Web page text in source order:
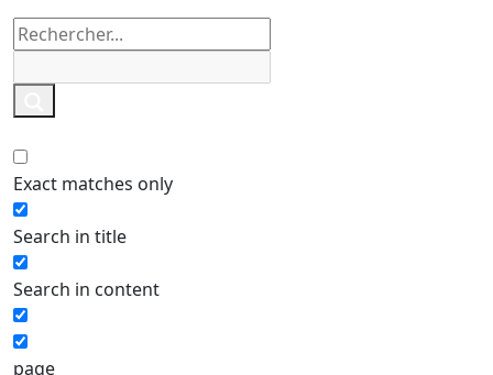
Exact matches only
Search in title
Search in content
page